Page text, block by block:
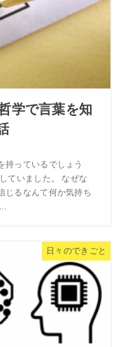
学で言葉を知
持っているでしょう
ていました。 なぜな
じるなんて何か気持ち
日々のできごと